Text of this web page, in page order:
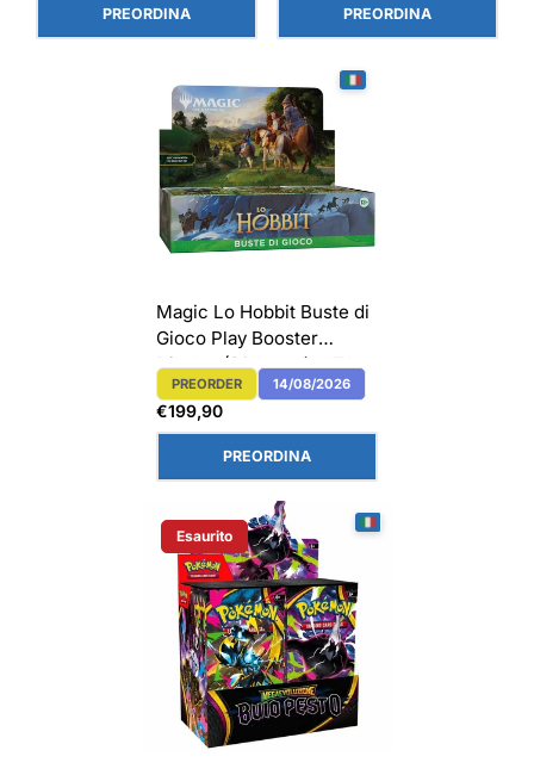
PREORDINA PREORDINA
Magic Lo Hobbit Buste di
Gioco Play Booster
Display (30 buste) - ITA
Etichetta Del Prodotto:
PREORDER 14/08/2026
Prezzo
normale
€199,90
PREORDINA
Etichetta Del Prodotto:
Esaurito